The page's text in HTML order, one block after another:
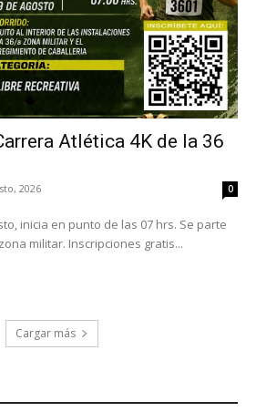
Atlética 4K de la 36
2026 0
en punto de las 07 hrs. Se parte
del 43 aniversario de la zona militar. Inscripciones gratis...
Cargar más